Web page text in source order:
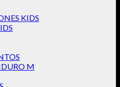
KIDS
M